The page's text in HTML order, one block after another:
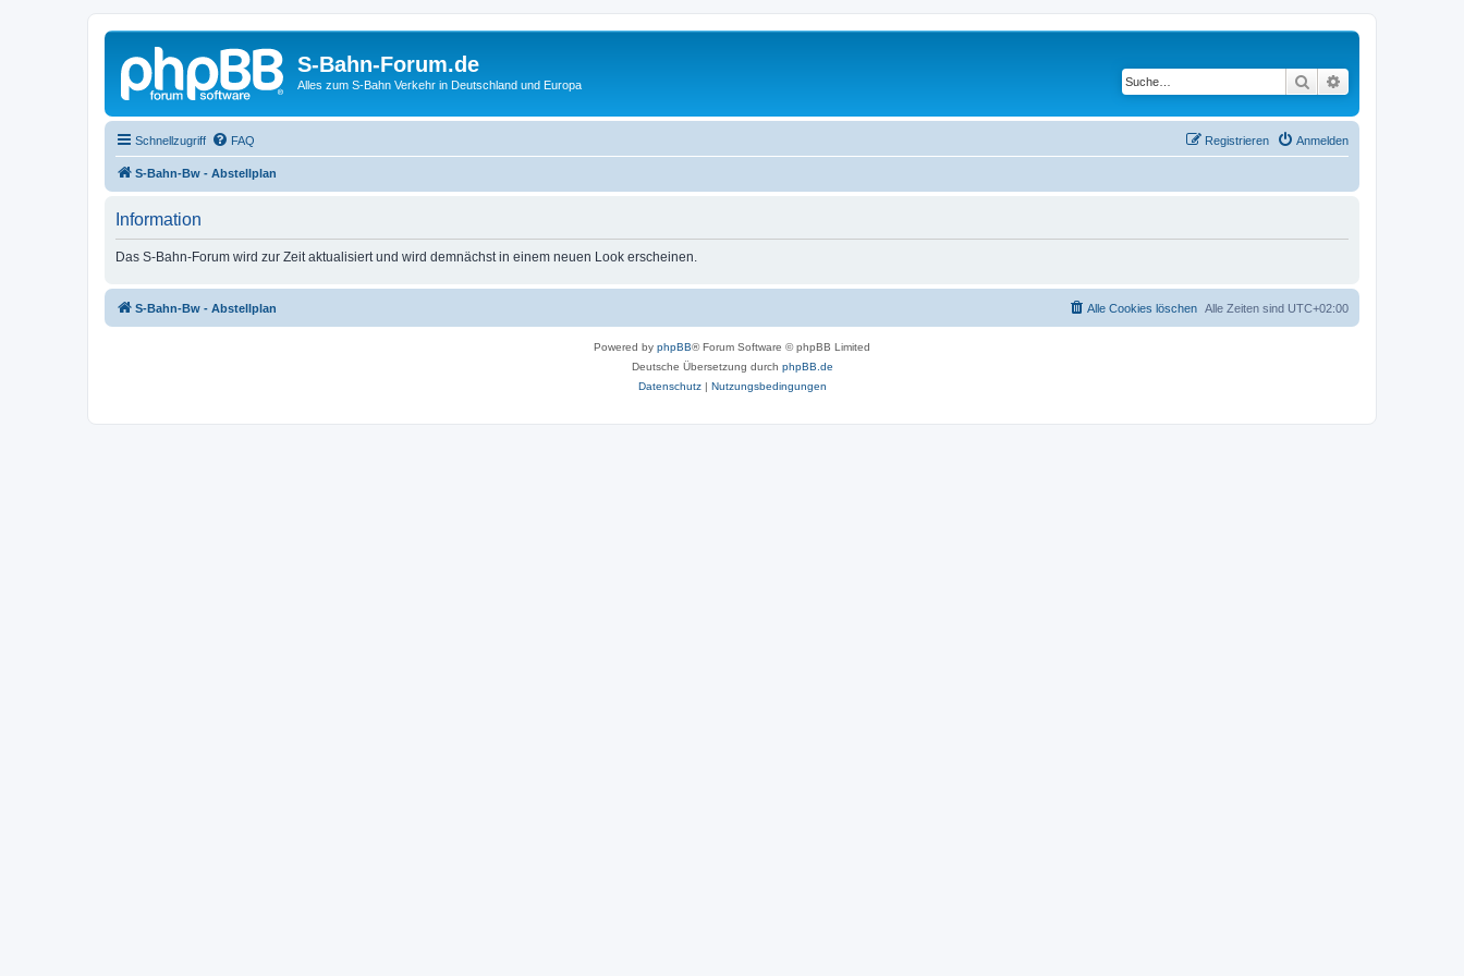
S-Bahn-Forum.de
Alles zum S-Bahn Verkehr in Deutschland und Europa Suche
Schnellzugriff FAQ Anmelden
Registrieren
S-Bahn-Bw - Abstellplan
Information
Das S-Bahn-Forum wird zur Zeit aktualisiert und wird demnächst in einem neuen Look erscheinen.
S-Bahn-Bw - Abstellplan Alle Zeiten sind UTC+02:00
Alle Cookies löschen
Powered by phpBB® Forum Software © phpBB Limited
Deutsche Übersetzung durch phpBB.de
Datenschutz| Nutzungsbedingungen